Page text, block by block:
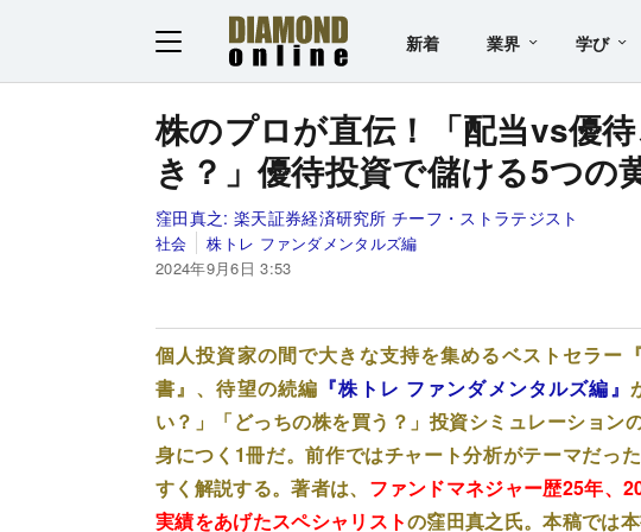
新着 業界 学び
株のプロが直伝！「配当vs優
き？」優待投資で儲ける5つの
窪田真之: 楽天証券経済研究所 チーフ・ストラテジスト
社会
株トレ ファンダメンタルズ編
2024年9月6日 3:53
個人投資家の間で大きな支持を集めるベストセラー
書』、待望の続編 『株トレ ファンダメンタルズ編』
い？」「どっちの株を買う？」投資シミュレーション
身につく1冊だ。前作ではチャート分析がテーマだっ
すく解説する。著者は、 ファンドマネジャー歴25年、
実績をあげたスペシャリストの窪田真之氏。本稿では